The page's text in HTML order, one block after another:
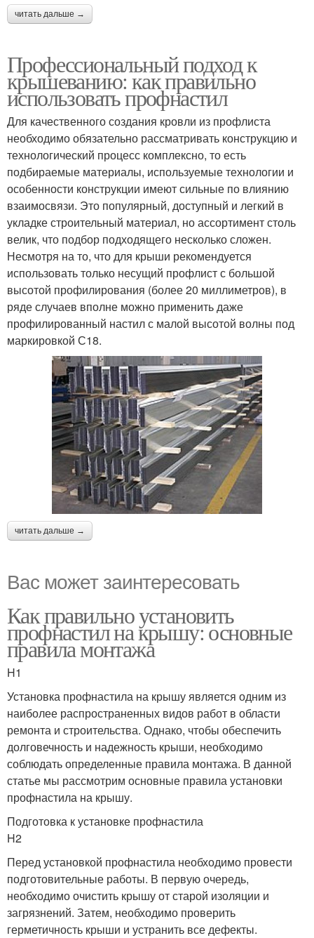
читать дальше →
Профессиональный подход к
крышеванию: как правильно
использовать профнастил
Для качественного создания кровли из профлиста
необходимо обязательно рассматривать конструкцию и
технологический процесс комплексно, то есть
подбираемые материалы, используемые технологии и
особенности конструкции имеют сильные по влиянию
взаимосвязи. Это популярный, доступный и легкий в
укладке строительный материал, но ассортимент столь
велик, что подбор подходящего несколько сложен.
Несмотря на то, что для крыши рекомендуется
использовать только несущий профлист с большой
высотой профилирования (более 20 миллиметров), в
ряде случаев вполне можно применить даже
профилированный настил с малой высотой волны под
маркировкой С18.
читать дальше →
Вас может заинтересовать
Как правильно установить
профнастил на крышу: основные
правила монтажа
H1
Установка профнастила на крышу является одним из
наиболее распространенных видов работ в области
ремонта и строительства. Однако, чтобы обеспечить
долговечность и надежность крыши, необходимо
соблюдать определенные правила монтажа. В данной
статье мы рассмотрим основные правила установки
профнастила на крышу.
Подготовка к установке профнастила
H2
Перед установкой профнастила необходимо провести
подготовительные работы. В первую очередь,
необходимо очистить крышу от старой изоляции и
загрязнений. Затем, необходимо проверить
герметичность крыши и устранить все дефекты.